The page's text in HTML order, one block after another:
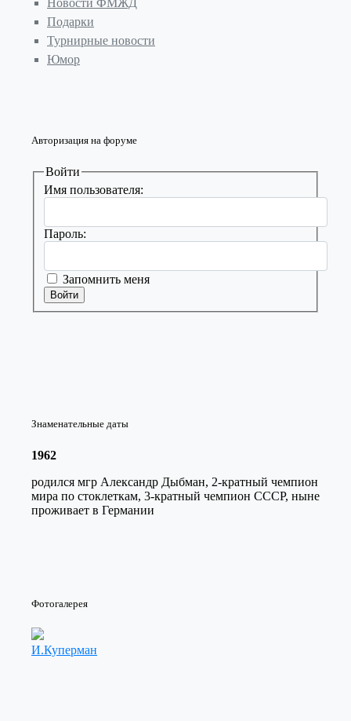
Новости ФМЖД
Подарки
Турнирные новости
Юмор
Авторизация на форуме
Войти
Имя пользователя:
Пароль:
Запомнить меня
Войти
Знаменательные даты
1962
родился мгр Александр Дыбман, 2-кратный чемпион
мира по стоклеткам, 3-кратный чемпион СССР, ныне
проживает в Германии
Фотогалерея
И.Куперман